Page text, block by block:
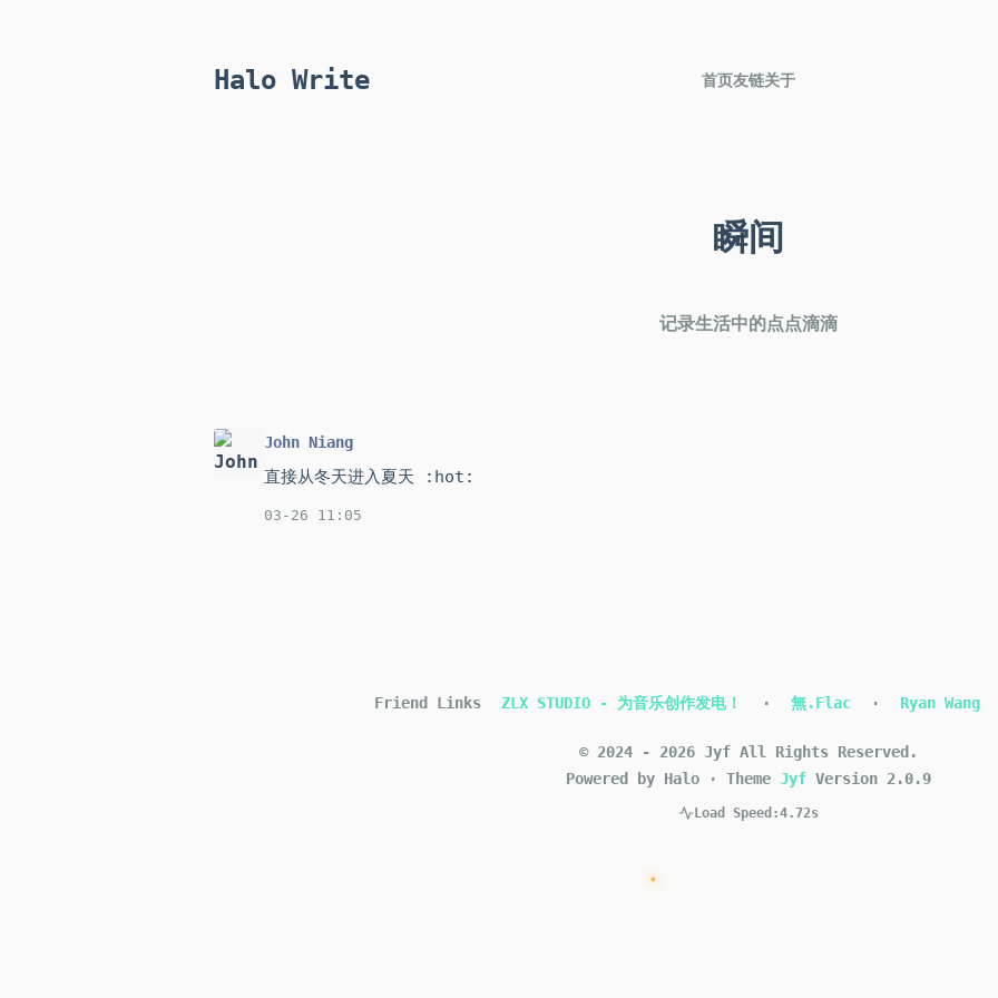
Halo Write 首页友链关于
瞬间
记录生活中的点点滴滴
John Niang
直接从冬天进入夏天 :hot:
03-26 11:05
Friend Links ZLX STUDIO - 为音乐创作发电！ · 無.Flac · Ryan Wang
© 2024 - 2026 Jyf All Rights Reserved.
Powered by Halo
· Theme Jyf Version 2.0.9
Load Speed:4.72s